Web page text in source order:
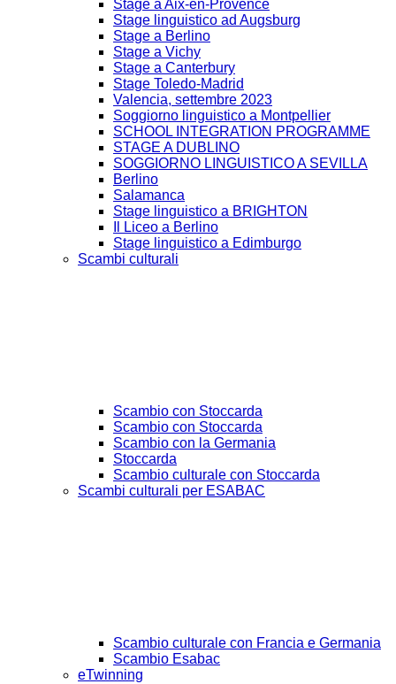
Stage a Aix-en-Provence
Stage linguistico ad Augsburg
Stage a Berlino
Stage a Vichy
Stage a Canterbury
Stage Toledo-Madrid
Valencia, settembre 2023
Soggiorno linguistico a Montpellier
SCHOOL INTEGRATION PROGRAMME
STAGE A DUBLINO
SOGGIORNO LINGUISTICO A SEVILLA
Berlino
Salamanca
Stage linguistico a BRIGHTON
Il Liceo a Berlino
Stage linguistico a Edimburgo
Scambi culturali
Scambio con Stoccarda
Scambio con Stoccarda
Scambio con la Germania
Stoccarda
Scambio culturale con Stoccarda
Scambi culturali per ESABAC
Scambio culturale con Francia e Germania
Scambio Esabac
eTwinning